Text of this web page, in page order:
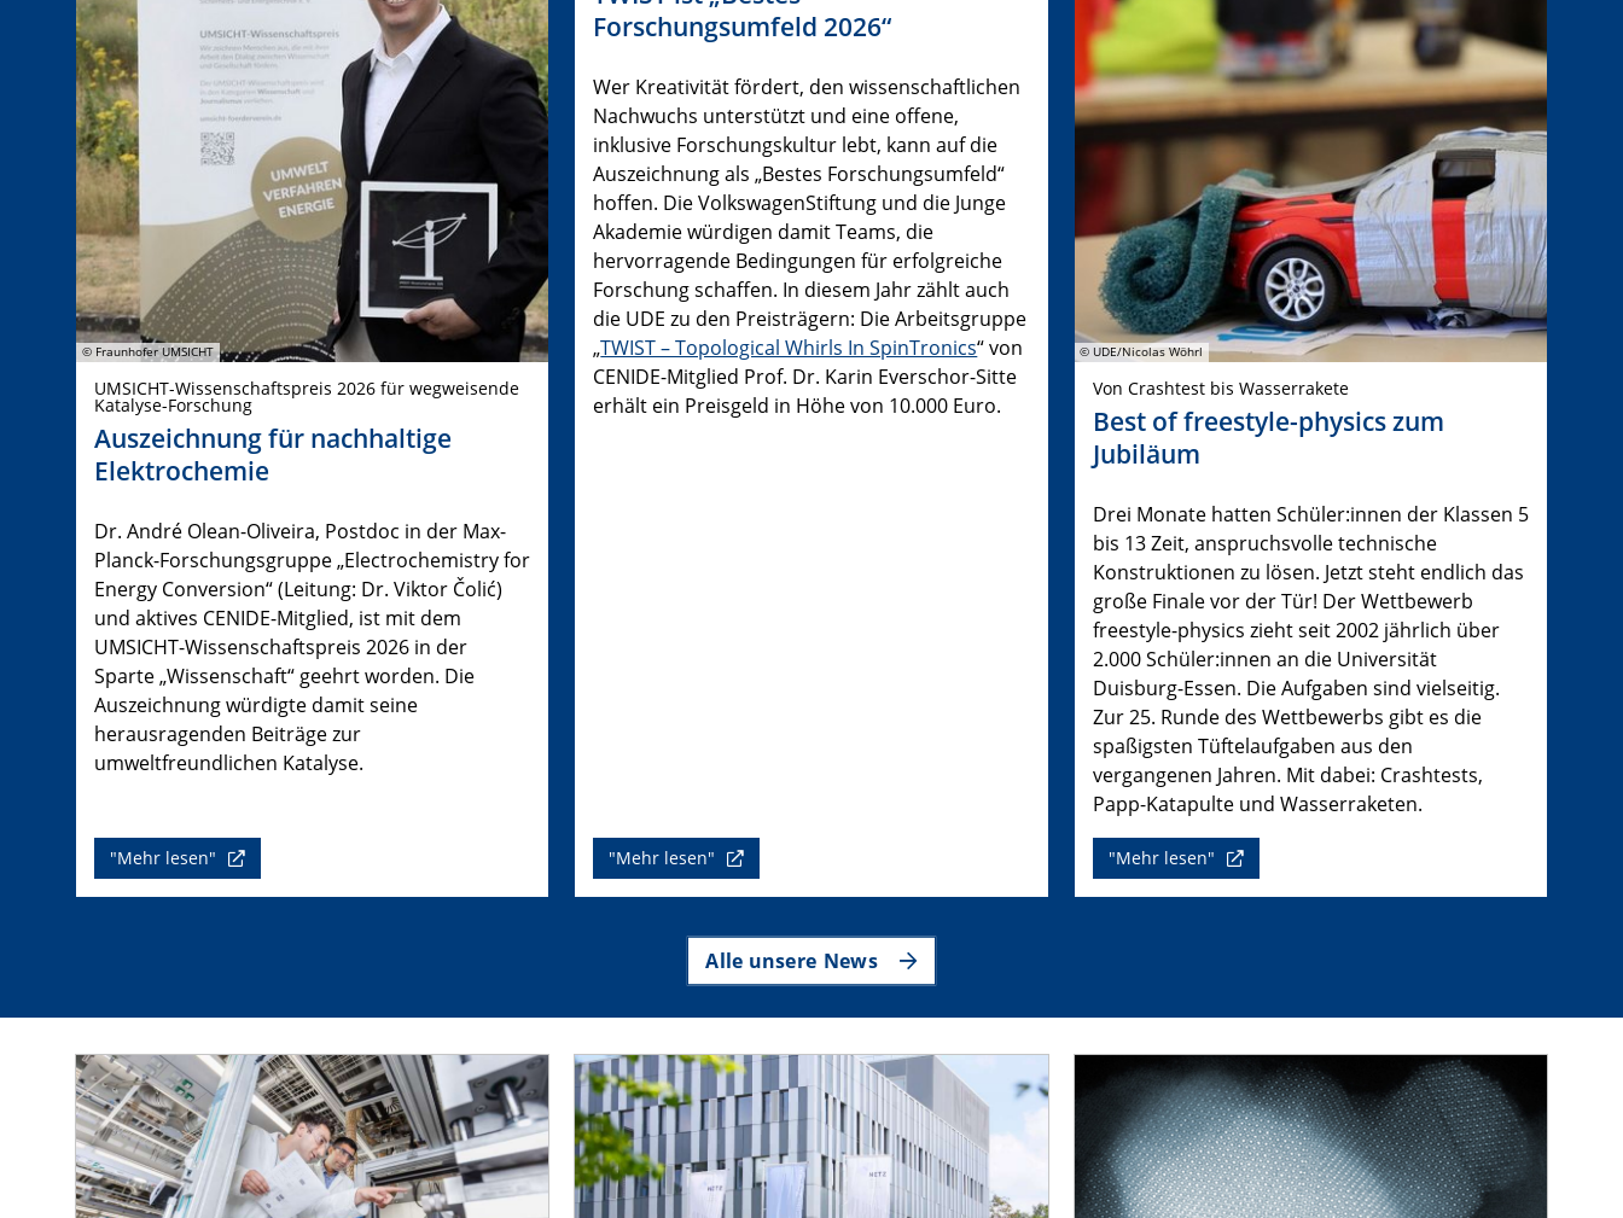
© Fraunhofer UMSICHT
UMSICHT-Wissenschaftspreis 2026 für wegweisende
Katalyse-Forschung
Auszeichnung für nachhaltige
Elektrochemie
Dr. André Olean-Oliveira, Postdoc in der Max-
Planck-Forschungsgruppe „Electrochemistry for
Energy Conversion“ (Leitung: Dr. Viktor Čolić)
und aktives CENIDE-Mitglied, ist mit dem
UMSICHT-Wissenschaftspreis 2026 in der
Sparte „Wissenschaft“ geehrt worden. Die
Auszeichnung würdigte damit seine
herausragenden Beiträge zur
umweltfreundlichen Katalyse.
"Mehr lesen"
Forschungsumfeld 2026“
Wer Kreativität fördert, den wissenschaftlichen
Nachwuchs unterstützt und eine offene,
inklusive Forschungskultur lebt, kann auf die
Auszeichnung als „Bestes Forschungsumfeld“
hoffen. Die VolkswagenStiftung und die Junge
Akademie würdigen damit Teams, die
hervorragende Bedingungen für erfolgreiche
Forschung schaffen. In diesem Jahr zählt auch
die UDE zu den Preisträgern: Die Arbeitsgruppe
„TWIST – Topological Whirls In SpinTronics“ von
CENIDE-Mitglied Prof. Dr. Karin Everschor-Sitte
erhält ein Preisgeld in Höhe von 10.000 Euro.
"Mehr lesen"
© UDE/Nicolas Wöhrl
Von Crashtest bis Wasserrakete
Best of freestyle-physics zum
Jubiläum
Drei Monate hatten Schüler:innen der Klassen 5
bis 13 Zeit, anspruchsvolle technische
Konstruktionen zu lösen. Jetzt steht endlich das
große Finale vor der Tür! Der Wettbewerb
freestyle-physics zieht seit 2002 jährlich über
2.000 Schüler:innen an die Universität
Duisburg-Essen. Die Aufgaben sind vielseitig.
Zur 25. Runde des Wettbewerbs gibt es die
spaßigsten Tüftelaufgaben aus den
vergangenen Jahren. Mit dabei: Crashtests,
Papp-Katapulte und Wasserraketen.
"Mehr lesen"
Alle unsere News